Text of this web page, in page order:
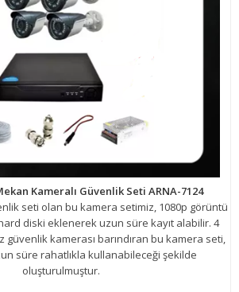
Kameralı Güvenlik Seti ARNA-7124
seti olan bu kamera setimiz, 1080p görüntü
diski eklenerek uzun süre kayıt alabilir. 4
güvenlik kamerası barındıran bu kamera seti,
süre rahatlıkla kullanabileceği şekilde
oluşturulmuştur.